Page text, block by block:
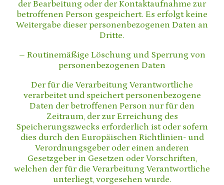
der Bearbeitung oder der Kontaktaufnahme zur
betroffenen Person gespeichert. Es erfolgt keine
Weitergabe dieser personenbezogenen Daten an
Dritte.
– Routinemäßige Löschung und Sperrung von
personenbezogenen Daten
Der für die Verarbeitung Verantwortliche
verarbeitet und speichert personenbezogene
Daten der betroffenen Person nur für den
Zeitraum, der zur Erreichung des
Speicherungszwecks erforderlich ist oder sofern
dies durch den Europäischen Richtlinien- und
Verordnungsgeber oder einen anderen
Gesetzgeber in Gesetzen oder Vorschriften,
welchen der für die Verarbeitung Verantwortliche
unterliegt, vorgesehen wurde.